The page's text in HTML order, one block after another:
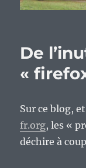
De
«
Sur ce blog,
fr.org, les «
déchire à